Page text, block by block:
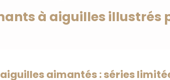
à aiguilles illustrés
aimantés : séries